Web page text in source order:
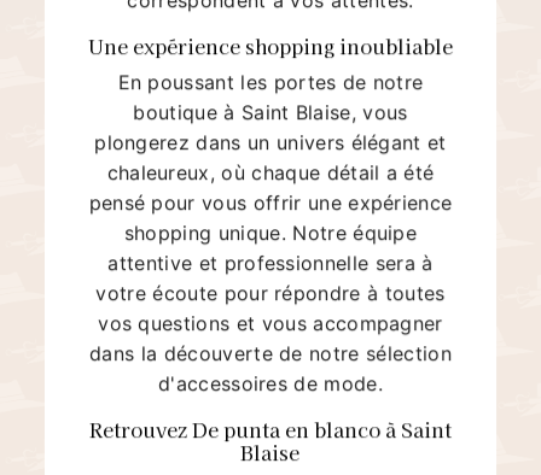
Une expérience shopping inoubliable
En poussant les portes de notre
boutique à Saint Blaise, vous
plongerez dans un univers élégant et
chaleureux, où chaque détail a été
pensé pour vous offrir une expérience
shopping unique. Notre équipe
attentive et professionnelle sera à
votre écoute pour répondre à toutes
vos questions et vous accompagner
dans la découverte de notre sélection
d'accessoires de mode.
Retrouvez De punta en blanco à Saint
Blaise